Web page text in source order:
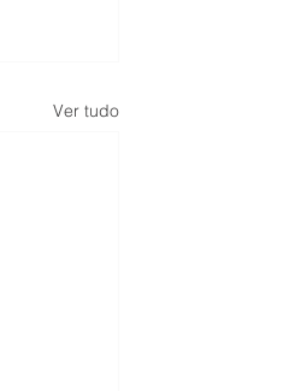
Ver tudo